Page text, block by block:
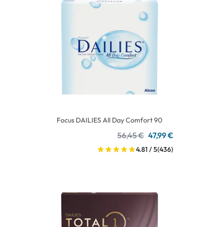
Focus DAILIES All Day Comfort 90
56,45 € 47,99 €
4.81 / 5(436)